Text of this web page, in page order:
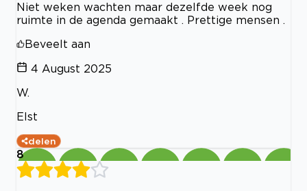
Niet weken wachten maar dezelfde week nog
ruimte in de agenda gemaakt . Prettige mensen .
Beveelt aan
4 August 2025
W.
Elst
delen
8